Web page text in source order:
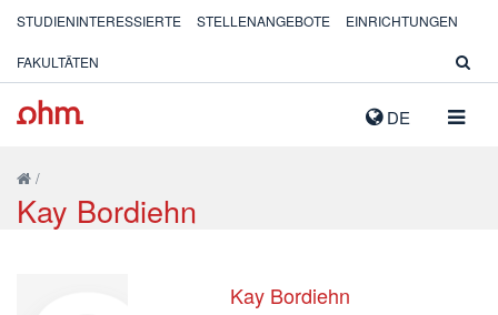
DE
STUDIENINTERESSIERTE STELLENANGEBOTE EINRICHTUNGEN
FAKULTÄTEN
/
Kay Bordiehn
Kay Bordiehn